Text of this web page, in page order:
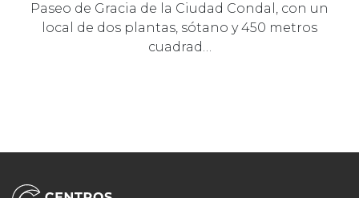
Paseo de Gracia de la Ciudad Condal, con un
local de dos plantas, sótano y 450 metros
cuadrad…